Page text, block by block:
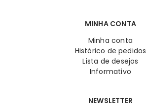
MINHA CONTA
Minha conta
Histórico de pedidos
Lista de desejos
Informativo
NEWSLETTER